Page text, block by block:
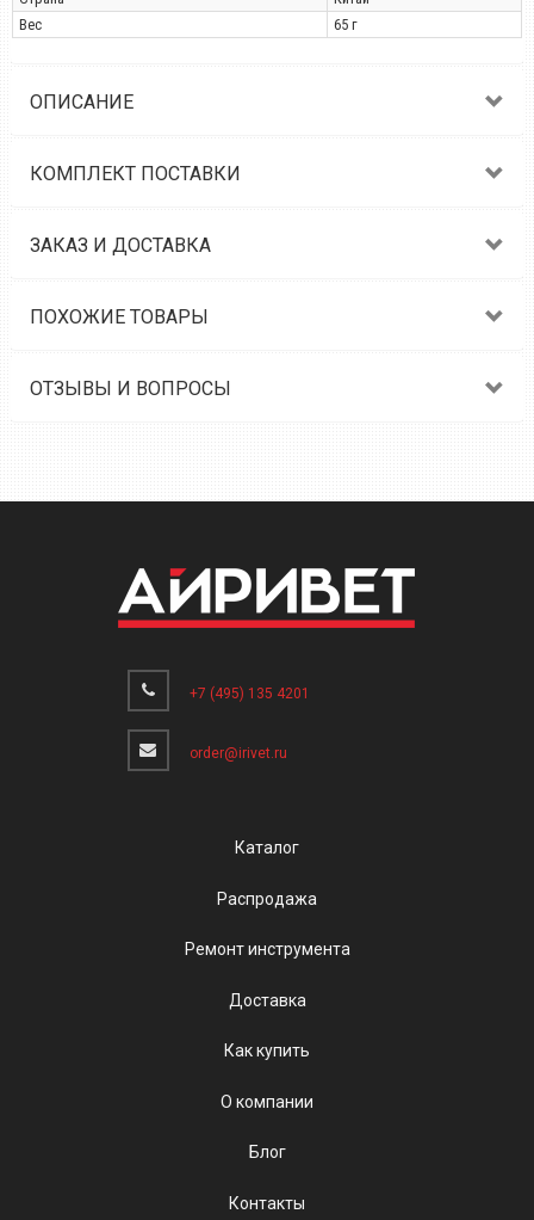
Вес
65 г
ОПИСАНИЕ
КОМПЛЕКТ ПОСТАВКИ
ЗАКАЗ И ДОСТАВКА
ПОХОЖИЕ ТОВАРЫ
ОТЗЫВЫ И ВОПРОСЫ
+7 (495) 135 4201
order@irivet.ru
Каталог
Распродажа
Ремонт инструмента
Доставка
Как купить
О компании
Блог
Контакты